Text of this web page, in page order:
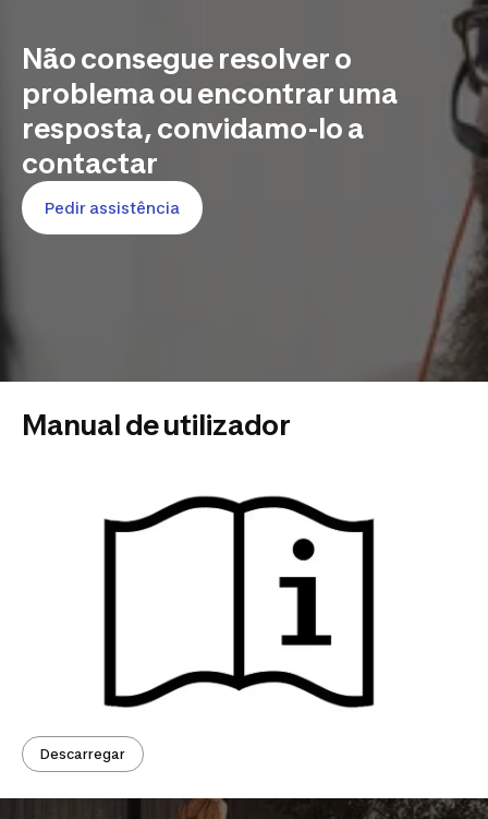
Não consegue resolver o
problema ou encontrar uma
resposta, convidamo-lo a
contactar
Pedir assistência
Manual de utilizador
Descarregar